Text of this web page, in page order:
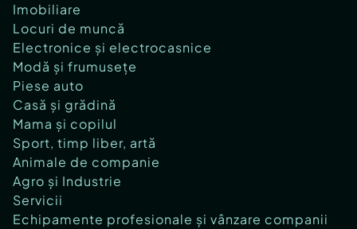
Imobiliare
Locuri de muncă
Electronice și electrocasnice
Modă și frumusețe
Piese auto
Casă și grădină
Mama și copilul
Sport, timp liber, artă
Animale de companie
Agro și Industrie
Servicii
Echipamente profesionale și vânzare companii